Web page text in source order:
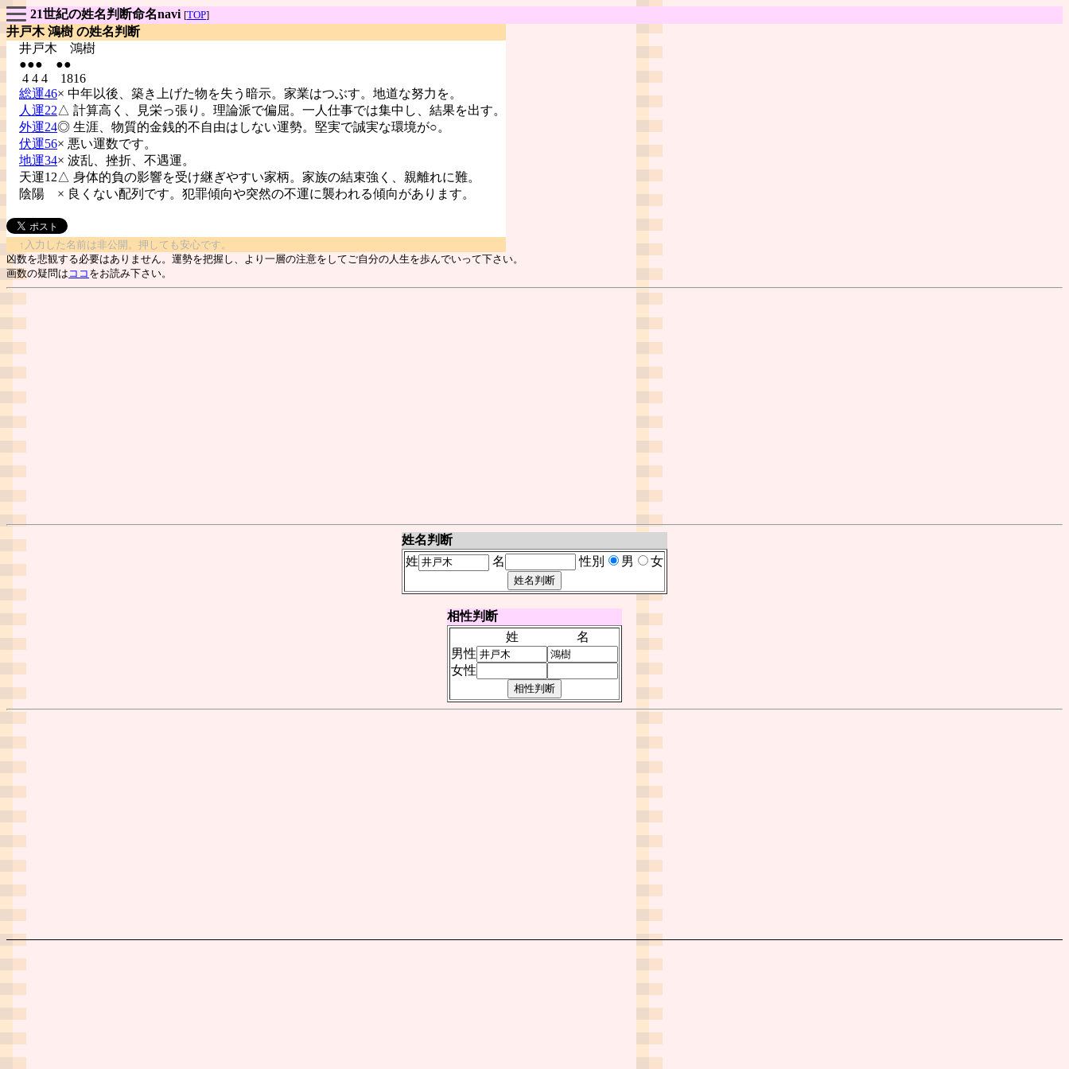
21世紀の姓名判断命名navi [TOP]
井戸木 鴻樹 の姓名判断
井戸木 鴻樹
●●● ●●
4 4 4 1816
総運46× 中年以後、築き上げた物を失う暗示。家業はつぶす。地道な努力を。
人運22△ 計算高く、見栄っ張り。理論派で偏屈。一人仕事では集中し、結果を出す。
外運24◎ 生涯、物質的金銭的不自由はしない運勢。堅実で誠実な環境が○。
伏運56× 悪い運数です。
地運34× 波乱、挫折、不遇運。
天運12△ 身体的負の影響を受け継ぎやすい家柄。家族の結束強く、親離れに難。
陰陽 × 良くない配列です。犯罪傾向や突然の不運に襲われる傾向があります。
↑入力した名前は非公開。押しても安心です。
凶数を悲観する必要はありません。運勢を把握し、より一層の注意をしてご自分の人生を歩んでいって下さい。
画数の疑問は ココ をお読み下さい。
姓名判断
姓
名 性別 男 女
相性判断
姓
名
男性
女性